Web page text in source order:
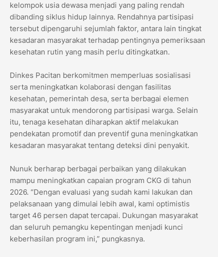
kelompok usia dewasa menjadi yang paling rendah
dibanding siklus hidup lainnya. Rendahnya partisipasi
tersebut dipengaruhi sejumlah faktor, antara lain tingkat
kesadaran masyarakat terhadap pentingnya pemeriksaan
kesehatan rutin yang masih perlu ditingkatkan.
Dinkes Pacitan berkomitmen memperluas sosialisasi
serta meningkatkan kolaborasi dengan fasilitas
kesehatan, pemerintah desa, serta berbagai elemen
masyarakat untuk mendorong partisipasi warga. Selain
itu, tenaga kesehatan diharapkan aktif melakukan
pendekatan promotif dan preventif guna meningkatkan
kesadaran masyarakat tentang deteksi dini penyakit.
Nunuk berharap berbagai perbaikan yang dilakukan
mampu meningkatkan capaian program CKG di tahun
2026. “Dengan evaluasi yang sudah kami lakukan dan
pelaksanaan yang dimulai lebih awal, kami optimistis
target 46 persen dapat tercapai. Dukungan masyarakat
dan seluruh pemangku kepentingan menjadi kunci
keberhasilan program ini,” pungkasnya.